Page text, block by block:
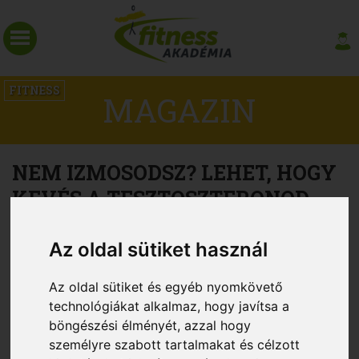
Az oldal sütiket használ
Az oldal sütiket és egyéb nyomkövető
technológiákat alkalmaz, hogy javítsa a
böngészési élményét, azzal hogy
személyre szabott tartalmakat és célzott
FITNESS MAGAZIN
NEM IZMOSODSZ? LEHET, HOGY
KEVÉS A TESZTOSZTERONOD